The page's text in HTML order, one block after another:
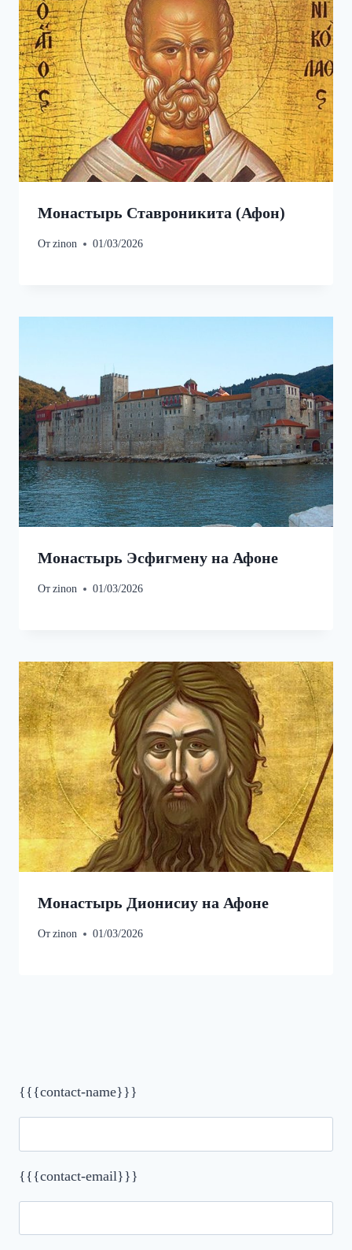
Монастырь Ставроникита (Афон)
Отzinon 01/03/2026
Монастырь Эсфигмену на Афоне
Отzinon 01/03/2026
Монастырь Дионисиу на Афоне
Отzinon 01/03/2026
{{{contact-name}}}
{{{contact-email}}}